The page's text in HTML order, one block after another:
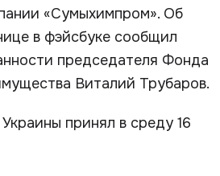
«Сумыхимпром». Об
в фэйсбуке сообщил
председателя Фонда
Виталий Трубаров.
принял в среду 16